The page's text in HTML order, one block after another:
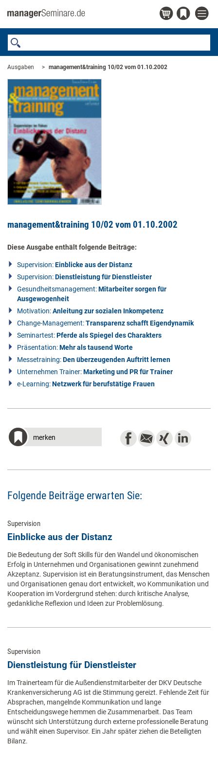
Ausgaben management&training 10/02 vom 01.10.2002
management&training 10/02 vom 01.10.2002
Diese Ausgabe enthält folgende Beiträge:
Supervision:Einblicke aus der Distanz
Supervision:Dienstleistung für Dienstleister
Gesundheitsmanagement:Mitarbeiter sorgen für
Ausgewogenheit
Motivation:Anleitung zur sozialen Inkompetenz
Change-Management:Transparenz schafft Eigendynamik
Seminartest:Pferde als Spiegel des Charakters
Präsentation:Mehr als tausend Worte
Messetraining:Den überzeugenden Auftritt lernen
Unternehmen Trainer:Marketing und PR für Trainer
e-Learning:Netzwerk für berufstätige Frauen
merken
Folgende Beiträge erwarten Sie:
Supervision
Einblicke aus der Distanz
Die Bedeutung der Soft Skills für den Wandel und ökonomischen
Erfolg in Unternehmen und Organisationen gewinnt zunehmend
Akzeptanz. Supervision ist ein Beratungsinstrument, das Menschen
und Organisationen genau dort entwickelt, wo Kommunikation und
Kooperation im Vordergrund stehen: durch kritische Analyse,
gedankliche Reflexion und Ideen zur Problemlösung.
Supervision
Dienstleistung für Dienstleister
Im Trainerteam für die Außendienstmitarbeiter der DKV Deutsche
Krankenversicherung AG ist die Stimmung gereizt. Fehlende Zeit für
Absprachen, mangelnde Kommunikation und lange
Entscheidungswege hemmen die Zusammenarbeit. Das Team
wünscht sich Unterstützung durch externe professionelle Beratung
und wählt einen Supervisor. Ein Jahr später ziehen die Beteiligten
Bilanz.